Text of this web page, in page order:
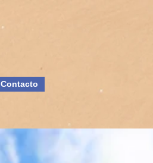
Contacto